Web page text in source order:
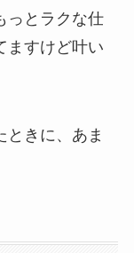
っとラクな仕
ますけど叶い
ときに、あま